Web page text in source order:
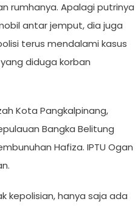
rumhanya. Apalagi putrinya
antar jemput, dia juga
terus mendalami kasus
diduga korban
Kota Pangkalpinang,
Bangka Belitung
Hafiza. IPTU Ogan
kepolisian, hanya saja ada